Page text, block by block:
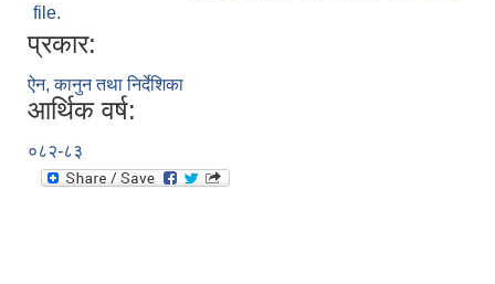
file.
प्रकार:
ऐन, कानुन तथा निर्देशिका
आर्थिक वर्ष:
०८२-८३